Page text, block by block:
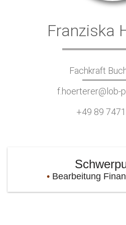
Franziska
Fachkraft
f.hoerterer@lob-
+49 89
Bearbeitung